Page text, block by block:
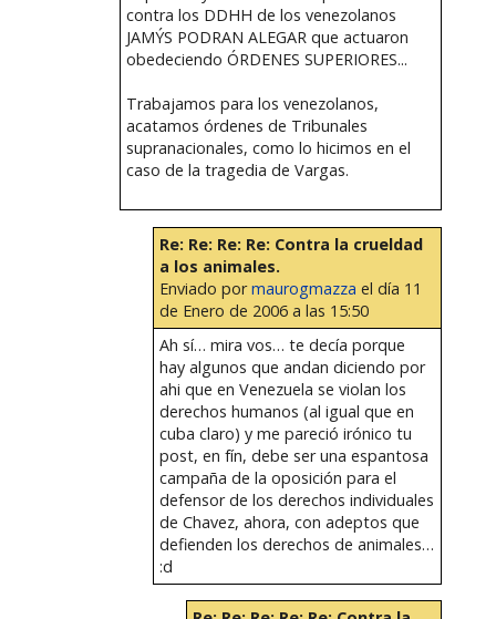
contra los DDHH de los venezolanos
JAMÝS PODRAN ALEGAR que actuaron
obedeciendo ÓRDENES SUPERIORES...
Trabajamos para los venezolanos,
acatamos órdenes de Tribunales
supranacionales, como lo hicimos en el
caso de la tragedia de Vargas.
Re: Re: Re: Re: Contra la crueldad
a los animales.
Enviado pormaurogmazza el día 11
de Enero de 2006 a las 15:50
Ah sí… mira vos… te decía porque
hay algunos que andan diciendo por
ahi que en Venezuela se violan los
derechos humanos (al igual que en
cuba claro) y me pareció irónico tu
post, en fín, debe ser una espantosa
campaña de la oposición para el
defensor de los derechos individuales
de Chavez, ahora, con adeptos que
defienden los derechos de animales…
:d